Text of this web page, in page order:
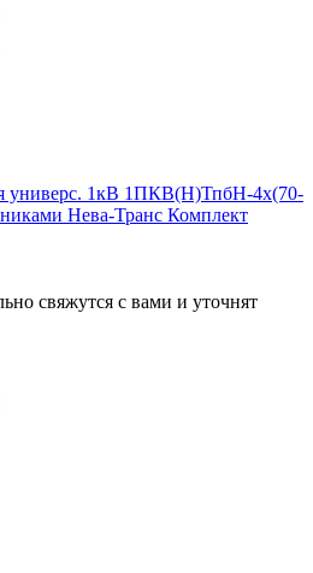
универс. 1кВ 1ПКВ(Н)ТпбН-4х(70-
Нева-Транс Комплект
свяжутся с вами и уточнят